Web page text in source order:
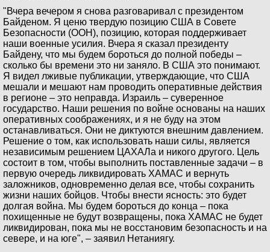
"Вчера вечером я снова разговаривал с президентом
Байденом. Я ценю твердую позицию США в Совете
Безопасности (ООН), позицию, которая поддерживает
наши военные усилия. Вчера я сказал президенту
Байдену, что мы будем бороться до полной победы –
сколько бы времени это ни заняло. В США это понимают.
Я видел лживые публикации, утверждающие, что США
мешали и мешают нам проводить оперативные действия
в регионе – это неправда. Израиль – суверенное
государство. Наши решения по войне основаны на наших
оперативных соображениях, и я не буду на этом
останавливаться. Они не диктуются внешним давлением.
Решение о том, как использовать наши силы, является
независимым решением ЦАХАЛа и никого другого. Цель
состоит в том, чтобы выполнить поставленные задачи – в
первую очередь ликвидировать ХАМАС и вернуть
заложников, одновременно делая все, чтобы сохранить
жизни наших бойцов. Чтобы внести ясность: это будет
долгая война. Мы будем бороться до конца – пока
похищенные не будут возвращены, пока ХАМАС не будет
ликвидирован, пока мы не восстановим безопасность и на
севере, и на юге", – заявил Нетаниягу.